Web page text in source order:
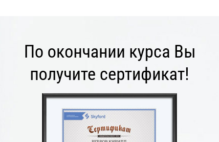
По окончании курса Вы
получите сертификат!